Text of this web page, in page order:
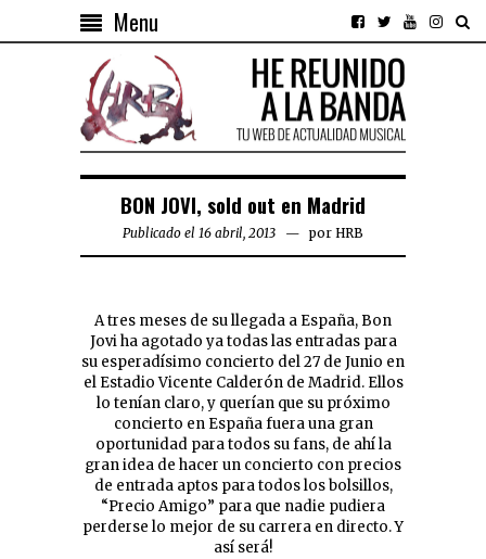
Menu
BON JOVI, sold out en Madrid
Publicado el 16 abril, 2013 por HRB
A tres meses de su llegada a España, Bon
Jovi ha agotado ya todas las entradas para
su esperadísimo concierto del 27 de Junio en
el Estadio Vicente Calderón de Madrid. Ellos
lo tenían claro, y querían que su próximo
concierto en España fuera una gran
oportunidad para todos su fans, de ahí la
gran idea de hacer un concierto con precios
de entrada aptos para todos los bolsillos,
“Precio Amigo” para que nadie pudiera
perderse lo mejor de su carrera en directo. Y
así será!